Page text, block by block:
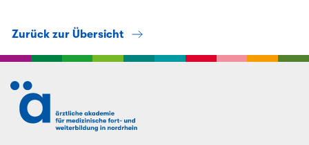
Zurück zur Übersicht